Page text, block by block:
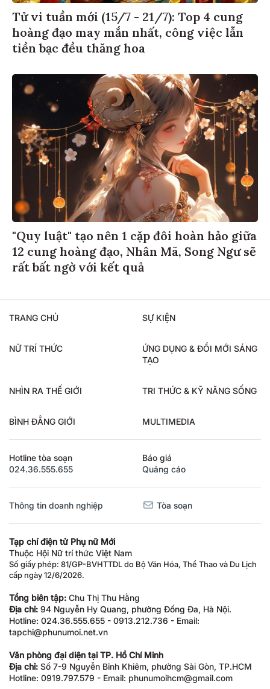
Tử vi tuần mới (15/7 - 21/7): Top 4 cung
hoàng đạo may mắn nhất, công việc lẫn
tiền bạc đều thăng hoa
"Quy luật" tạo nên 1 cặp đôi hoàn hảo giữa
12 cung hoàng đạo, Nhân Mã, Song Ngư sẽ
rất bất ngờ với kết quả
TRANG CHỦ SỰ KIỆN
NỮ TRÍ THỨC
ỨNG DỤNG & ĐỔI MỚI SÁNG
TẠO
NHÌN RA THẾ GIỚI TRI THỨC & KỸ NĂNG SỐNG
BÌNH ĐẲNG GIỚI MULTIMEDIA
Hotline tòa soạn
024.36.555.655
Báo giá
Quảng cáo
Thông tin doanh nghiệp Tòa soạn
Tạp chí điện tử Phụ nữ Mới
Thuộc Hội Nữ trí thức Việt Nam
Số giấy phép: 81/GP-BVHTTDL do Bộ Văn Hóa, Thể Thao và Du Lịch
cấp ngày 12/6/2026.
Tổng biên tập: Chu Thị Thu Hằng
Địa chỉ: 94 Nguyễn Hy Quang, phường Đống Đa, Hà Nội.
Hotline: 024.36.555.655 - 0913.212.736 - Email:
tapchi@phunumoi.net.vn
Văn phòng đại diện tại TP. Hồ Chí Minh
Địa chỉ: Số 7-9 Nguyễn Bỉnh Khiêm, phường Sài Gòn, TP.HCM
Hotline: 0919.797.579 - Email: phunumoihcm@gmail.com